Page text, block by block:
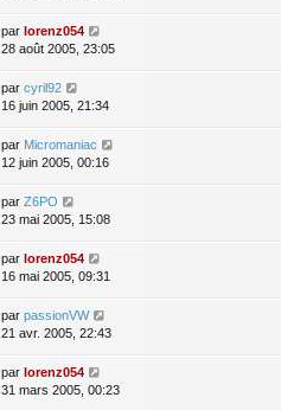
par lorenz054
28 août 2005, 23:05
par cyril92
16 juin 2005, 21:34
par Micromaniac
12 juin 2005, 00:16
par Z6PO
23 mai 2005, 15:08
par lorenz054
16 mai 2005, 09:31
par passionVW
21 avr. 2005, 22:43
par lorenz054
31 mars 2005, 00:23